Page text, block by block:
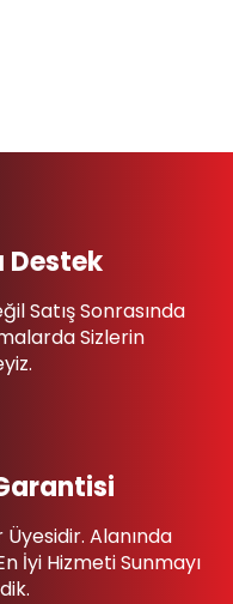
Alanında
İyi Hizmeti Sunmayı
Destek
Satış Sonrasında
Sizlerin